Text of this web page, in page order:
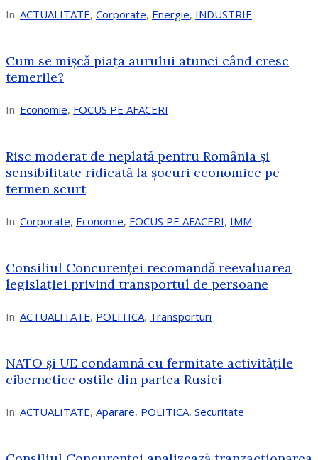
In: ACTUALITATE, Corporate, Energie, INDUSTRIE
Cum se mișcă piața aurului atunci când cresc
temerile?
In: Economie, FOCUS PE AFACERI
Risc moderat de neplată pentru România și
sensibilitate ridicată la șocuri economice pe
termen scurt
In: Corporate, Economie, FOCUS PE AFACERI, IMM
Consiliul Concurenței recomandă reevaluarea
legislației privind transportul de persoane
In: ACTUALITATE, POLITICA, Transporturi
NATO și UE condamnă cu fermitate activitățile
cibernetice ostile din partea Rusiei
In: ACTUALITATE, Aparare, POLITICA, Securitate